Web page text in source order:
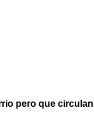
pero que